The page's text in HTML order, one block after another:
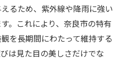
るため、紫外線や降雨に強い
。これにより、奈良市の特有
を長期間にわたって維持する
は見た目の美しさだけでな